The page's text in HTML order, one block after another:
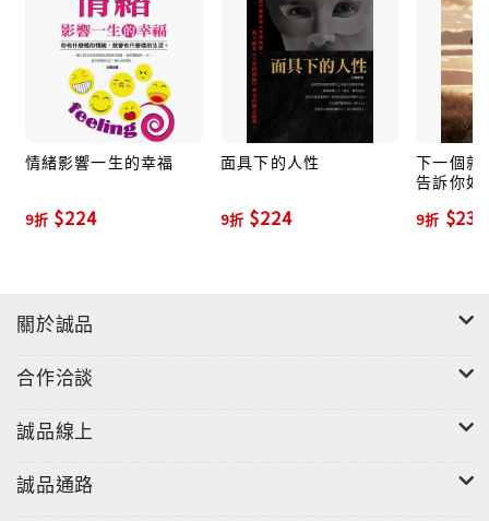
情緒影響一生的幸福
9折 $224
面具下的人性
9折 $224
下一個就
告訴你如
9折 $234
關於誠品
合作洽談
誠品線上
誠品通路